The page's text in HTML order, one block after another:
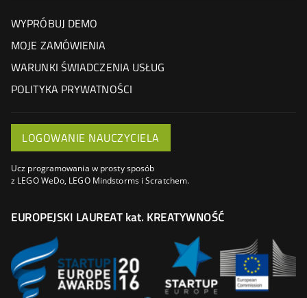
WYPRÓBUJ DEMO
MOJE ZAMÓWIENIA
WARUNKI ŚWIADCZENIA USŁUG
POLITYKA PRYWATNOŚCI
LOGOWANIE NAUCZYCIELA
Ucz programowania w prosty sposób
z LEGO WeDo, LEGO Mindstorms i Scratchem.
EUROPEJSKI LAUREAT kat. KREATYWNOŚĆ